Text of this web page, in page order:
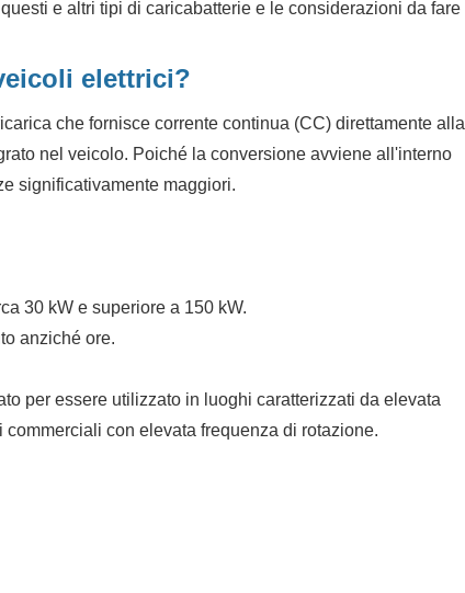
e altri tipi di caricabatterie e le considerazioni da fare
elettrici?
che fornisce corrente continua (CC) direttamente alla
nel veicolo. Poiché la conversione avviene all'interno
significativamente maggiori.
30 kW e superiore a 150 kW.
anziché ore.
per essere utilizzato in luoghi caratterizzati da elevata
con elevata frequenza di rotazione.